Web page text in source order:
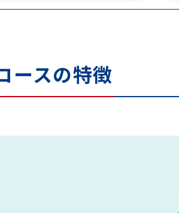
ースの特徴